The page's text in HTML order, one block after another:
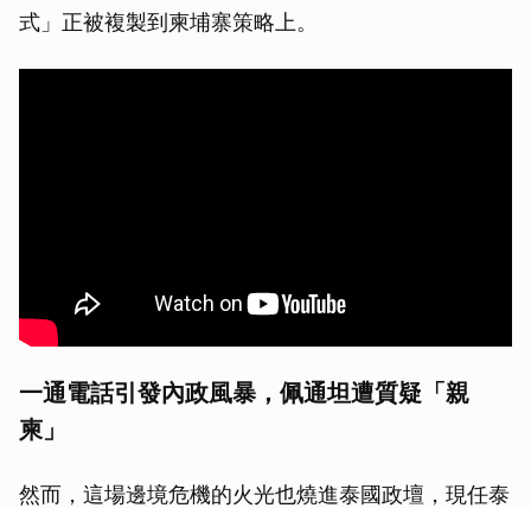
式」正被複製到柬埔寨策略上。
一通電話引發內政風暴，佩通坦遭質疑「親
柬」
然而，這場邊境危機的火光也燒進泰國政壇，現任泰